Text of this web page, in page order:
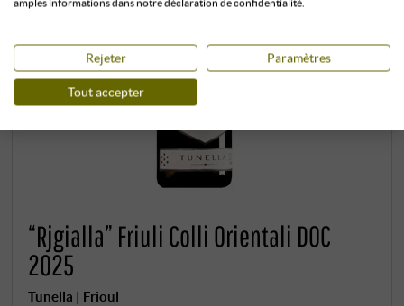
“Rjgialla” Friuli Colli Orientali DOC
2025
Tunella | Frioul
amples informations dans notre déclaration de confidentialité.
Rejeter Paramètres
Tout accepter